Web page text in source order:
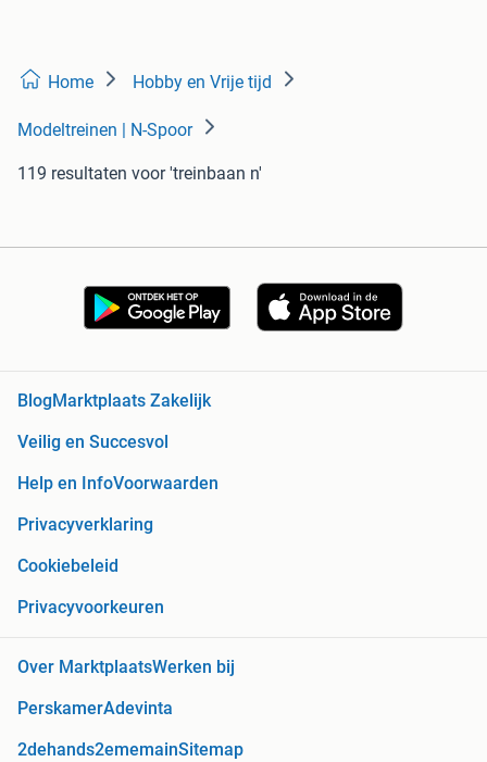
Home Hobby en Vrije tijd
Modeltreinen | N-Spoor
119 resultaten voor 'treinbaan n'
BlogMarktplaats Zakelijk
Veilig en Succesvol
Help en InfoVoorwaarden
Privacyverklaring
Cookiebeleid
Privacyvoorkeuren
Over MarktplaatsWerken bij
PerskamerAdevinta
2dehands2ememainSitemap